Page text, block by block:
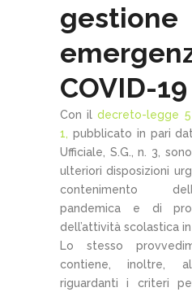
gestione
COVID-19
Con il decreto-legge 5
1, pubblicato in pari
Ufficiale, S.G., n. 3,
ulteriori disposizioni
contenimento
pandemica e di
dell’attività scolastica
Lo stesso
contiene, inoltre,
riguardanti i criteri